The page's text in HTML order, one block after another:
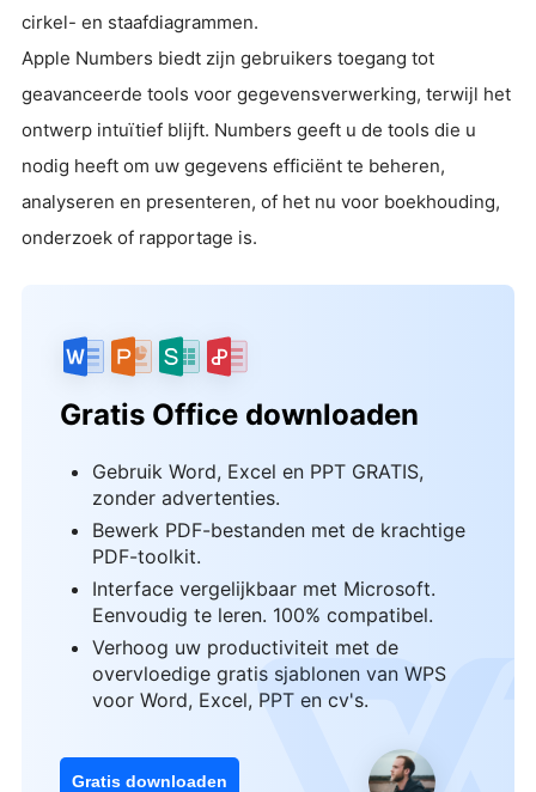
cirkel- en staafdiagrammen.
Apple Numbers biedt zijn gebruikers toegang tot
geavanceerde tools voor gegevensverwerking, terwijl het
ontwerp intuïtief blijft. Numbers geeft u de tools die u
nodig heeft om uw gegevens efficiënt te beheren,
analyseren en presenteren, of het nu voor boekhouding,
onderzoek of rapportage is.
Gratis Office downloaden
Gebruik Word, Excel en PPT GRATIS,
zonder advertenties.
Bewerk PDF-bestanden met de krachtige
PDF-toolkit.
Interface vergelijkbaar met Microsoft.
Eenvoudig te leren. 100% compatibel.
Verhoog uw productiviteit met de
overvloedige gratis sjablonen van WPS
voor Word, Excel, PPT en cv's.
Gratis downloaden